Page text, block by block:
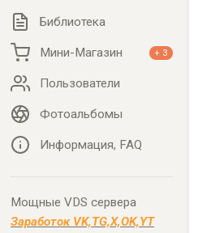
Библиотека
Мини-Магазин + 3
Пользователи
Фотоальбомы
Информация, FAQ
Мощные VDS сервера
Заработок VK,TG,X,OK,YT